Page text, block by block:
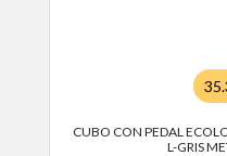
CUBO CON PEDAL
L-GRIS